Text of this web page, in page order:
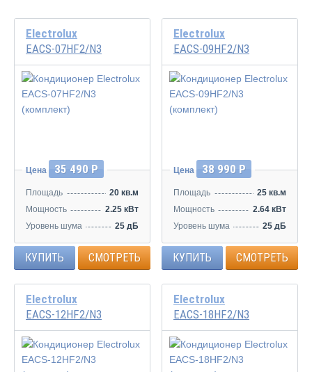
Electrolux
EACS-07HF2/N3
Цена 35 490 Р
Площадь
20 кв.м
Мощность
2.25 кВт
Уровень шума
25 дБ
КУПИТЬ СМОТРЕТЬ
Electrolux
EACS-09HF2/N3
Цена 38 990 Р
Площадь
25 кв.м
Мощность
2.64 кВт
Уровень шума
25 дБ
КУПИТЬ СМОТРЕТЬ
Electrolux
EACS-12HF2/N3
Electrolux
EACS-18HF2/N3